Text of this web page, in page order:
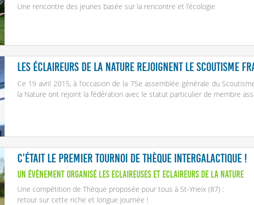
Une rencontre des jeunes basée sur la rencontre et l’écologie
Les Éclaireurs de la Nature rejoignent le Scoutisme
Ce 19 avril 2015, à l’occasion de la 75e assemblée générale du
la Nature ont rejoint la fédération avec le statut particulier de membre
C’était le premier tournoi de thèque intergalactique !
Un évènement organisé les Eclaireuses et Eclaireurs de la Nature
Une compétition de Thèque proposée pour tous à St-Yrieix (87) :
retour sur cette riche et longue journée !